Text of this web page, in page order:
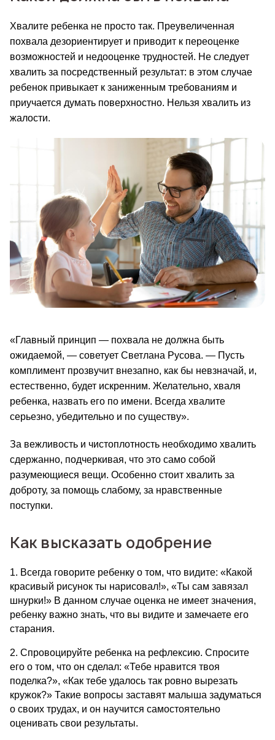
Хвалите ребенка не просто так. Преувеличенная
похвала дезориентирует и приводит к переоценке
возможностей и недооценке трудностей. Не следует
хвалить за посредственный результат: в этом случае
ребенок привыкает к заниженным требованиям и
приучается думать поверхностно. Нельзя хвалить из
жалости.
«Главный принцип — похвала не должна быть
ожидаемой, — советует Светлана Русова. — Пусть
комплимент прозвучит внезапно, как бы невзначай, и,
естественно, будет искренним. Желательно, хваля
ребенка, назвать его по имени. Всегда хвалите
серьезно, убедительно и по существу».
За вежливость и чистоплотность необходимо хвалить
сдержанно, подчеркивая, что это само собой
разумеющиеся вещи. Особенно стоит хвалить за
доброту, за помощь слабому, за нравственные
поступки.
Как высказать одобрение
1. Всегда говорите ребенку о том, что видите: «Какой
красивый рисунок ты нарисовал!», «Ты сам завязал
шнурки!» В данном случае оценка не имеет значения,
ребенку важно знать, что вы видите и замечаете его
старания.
2. Спровоцируйте ребенка на рефлексию. Спросите
его о том, что он сделал: «Тебе нравится твоя
поделка?», «Как тебе удалось так ровно вырезать
кружок?» Такие вопросы заставят малыша задуматься
о своих трудах, и он научится самостоятельно
оценивать свои результаты.